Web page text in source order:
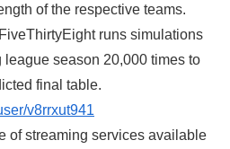
of the respective teams.
runs simulations
season 20,000 times to
final table.
v8rrxut941
of streaming services available